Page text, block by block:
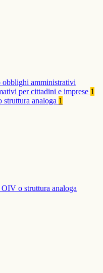
obblighi amministrativi
per cittadini e imprese 1
analoga 1
o struttura analoga